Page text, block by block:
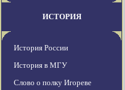
ИСТОРИЯ
История России
История в МГУ
Слово о полку Игореве